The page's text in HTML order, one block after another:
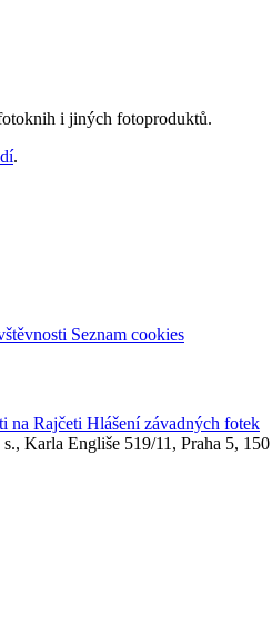
i jiných fotoproduktů.
.
Seznam cookies
na Rajčeti Hlášení závadných fotek
Karla Engliše 519/11, Praha 5,